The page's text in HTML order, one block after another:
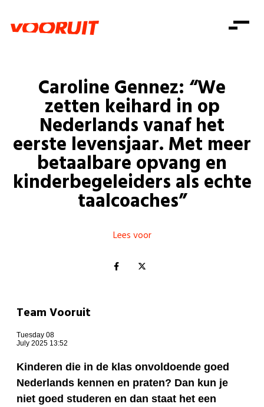
Zorg
Gelijke kansen
Welzijn
Consumentenbescherming
Pensioenen
Onze mensen
Standpunten
Vacatures
Doe mee
Doe mee
Word lid
Mis niets
Shop
Zoeken
Login
Login
Doe mee
Caroline Gennez: “We
zetten keihard in op
Nederlands vanaf het
eerste levensjaar. Met meer
betaalbare opvang en
kinderbegeleiders als echte
taalcoaches”
Lees voor
Team Vooruit
Tuesday 08
July 2025 13:52
Kinderen die in de klas onvoldoende goed
Nederlands kennen en praten? Dan kun je
niet goed studeren en dan staat het een